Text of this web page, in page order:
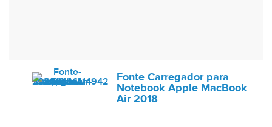
Fonte Carregador para
Notebook Apple MacBook
Air 2018